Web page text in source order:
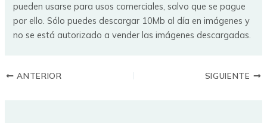
pueden usarse para usos comerciales, salvo que se pague
por ello. Sólo puedes descargar 10Mb al día en imágenes y
no se está autorizado a vender las imágenes descargadas.
ANTERIOR SIGUIENTE